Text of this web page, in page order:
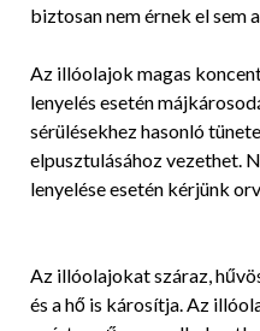
biztosan nem érnek el sem
Az illóolajok magas
lenyelés esetén
sérülésekhez hasonló
elpusztulásához vezethet.
lenyelése esetén kérjünk
Az illóolajokat száraz,
és a hő is károsítja. Az